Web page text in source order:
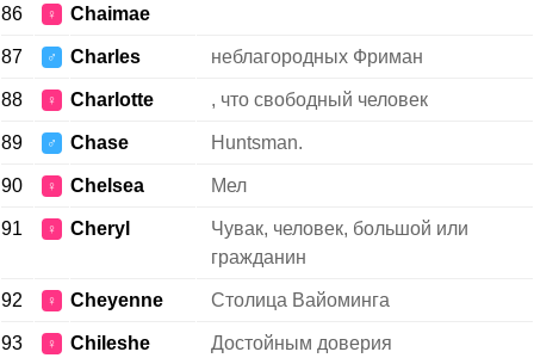
86 ♀ Chaimae
87 ♂ Charles неблагородных Фриман
88 ♀ Charlotte , что свободный человек
89 ♂ Chase Huntsman.
90 ♀ Chelsea Мел
91 ♀ Cheryl
Чувак, человек, большой или
гражданин
92 ♀ Cheyenne Столица Вайоминга
93 ♀ Chileshe Достойным доверия